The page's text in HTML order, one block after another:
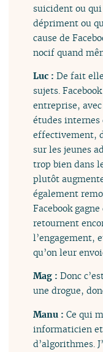
suicident ou
dépriment ou
cause de
nocif quand
Luc :De fait
sujets.
entreprise,
études
effectivement,
sur les jeunes
trop bien dans
plutôt
également
Facebook
retournent
l’engagement,
qu’on leur
Mag :Donc
une drogue,
Manu :Ce qui
informaticien
d’algorithmes.